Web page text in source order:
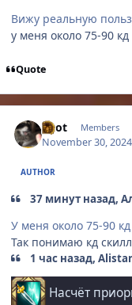
Вижу реальную
у меня около 75-90
Quote
Enot Members
November 30, 2024
AUTHOR
37 минут назад,
У меня около 75-90
Так понимаю кд
1 час назад,
Насчёт